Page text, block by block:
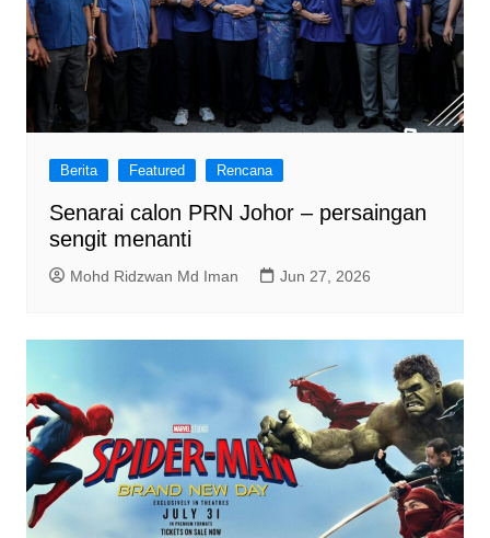
Berita Featured Rencana
Senarai calon PRN Johor – persaingan
sengit menanti
Mohd Ridzwan Md Iman Jun 27, 2026